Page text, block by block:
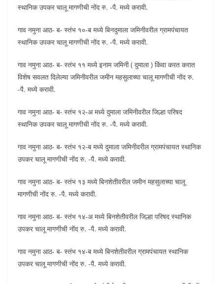
स्थानिक उपकर चालू मागणीची नोंद रु. -पै. मध्ये करावी.
गाव नमुना आठ- ब- स्तंभ १०-ब मध्ये बिनदुमाला जमिनीवरील ग्रामपंचायत
स्थानिक उपकर चालू मागणीची नोंद रु. -पै. मध्ये करावी.
गाव नमुना आठ- ब- स्तंभ ११ मध्ये इनाम जमिनी ( दुमाला ) किंवा करत करात
विशेष सवलत दिलेल्या जमिनीवरील जमीन महसुलाच्या चालू मागणीची नोंद रु.
-पै. मध्ये करावी.
गाव नमुना आठ- ब- स्तंभ १२-अ मध्ये दुमाला जमिनीवरील जिल्हा परिषद
स्थानिक उपकर चालू मागणीची नोंद रु. -पै. मध्ये करावी.
गाव नमुना आठ- ब- स्तंभ १२-ब मध्ये दुमाला जमिनीवरील ग्रामपंचायत स्थानिक
उपकर चालू मागणीची नोंद रु. -पै. मध्ये करावी.
गाव नमुना आठ- ब- स्तंभ १३ मध्ये बिनशेतीवरील जमीन महसुलाच्या चालू
मागणीची नोंद रु. -पै. मध्ये करावी.
गाव नमुना आठ- ब- स्तंभ १४-अ मध्ये बिनशेतीवरील जिल्हा परिषद स्थानिक
उपकर चालू मागणीची नोंद रु. -पै. मध्ये करावी.
गाव नमुना आठ- ब- स्तंभ १४-ब मध्ये बिनशेतीवरील ग्रामपंचायत स्थानिक
उपकर चालू मागणीची नोंद रु. -पै. मध्ये करावी.